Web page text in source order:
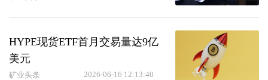
HYPE现货ETF首月交易量达9亿
美元
矿业头条 2026-06-16 12:13:40